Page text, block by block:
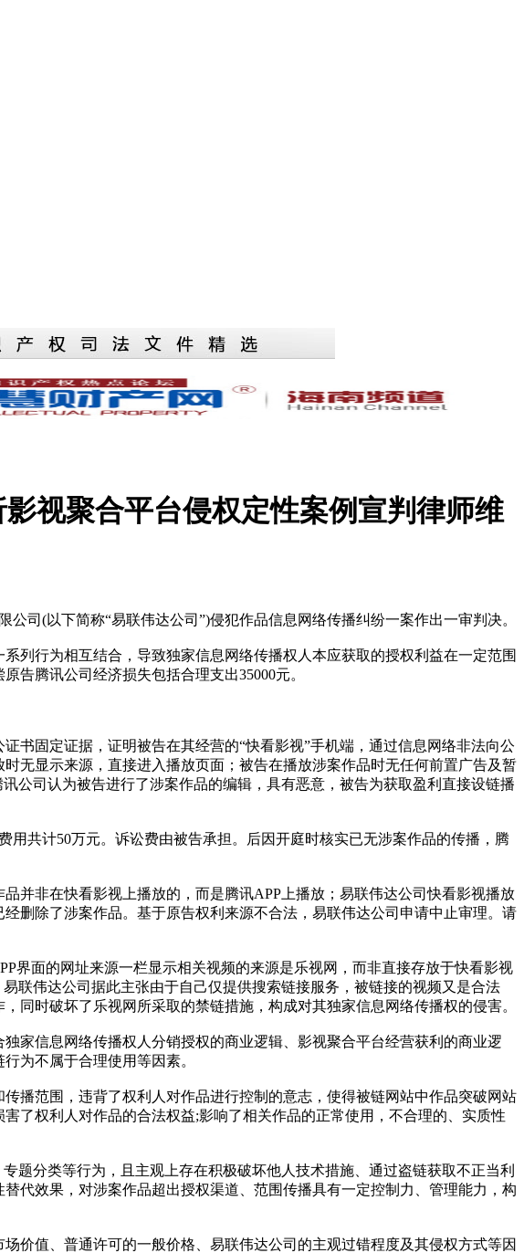
视聚合平台侵权定性案例宣判律师维
司(以下简称“易联伟达公司”)侵犯作品信息网络传播纠纷一案作出一审判决。
列行为相互结合，导致独家信息网络传播权人本应获取的授权利益在一定范围
告腾讯公司经济损失包括合理支出35000元。
书固定证据，证明被告在其经营的“快看影视”手机端，通过信息网络非法向公
无显示来源，直接进入播放页面；被告在播放涉案作品时无任何前置广告及暂
公司认为被告进行了涉案作品的编辑，具有恶意，被告为获取盈利直接设链播
共计50万元。诉讼费由被告承担。后因开庭时核实已无涉案作品的传播，腾
并非在快看影视上播放的，而是腾讯APP上播放；易联伟达公司快看影视播放
删除了涉案作品。基于原告权利来源不合法，易联伟达公司申请中止审理。请
界面的网址来源一栏显示相关视频的来源是乐视网，而非直接存放于快看影视
联伟达公司据此主张由于自己仅提供搜索链接服务，被链接的视频又是合法
同时破坏了乐视网所采取的禁链措施，构成对其独家信息网络传播权的侵害。
家信息网络传播权人分销授权的商业逻辑、影视聚合平台经营获利的商业逻
为不属于合理使用等因素。
播范围，违背了权利人对作品进行控制的意志，使得被链网站中作品突破网站
了权利人对作品的合法权益;影响了相关作品的正常使用，不合理的、实质性
题分类等行为，且主观上存在积极破坏他人技术措施、通过盗链获取不正当利
代效果，对涉案作品超出授权渠道、范围传播具有一定控制力、管理能力，构
价值、普通许可的一般价格、易联伟达公司的主观过错程度及其侵权方式等因